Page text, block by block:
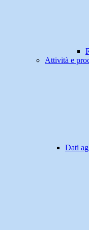
Attività e
Dati